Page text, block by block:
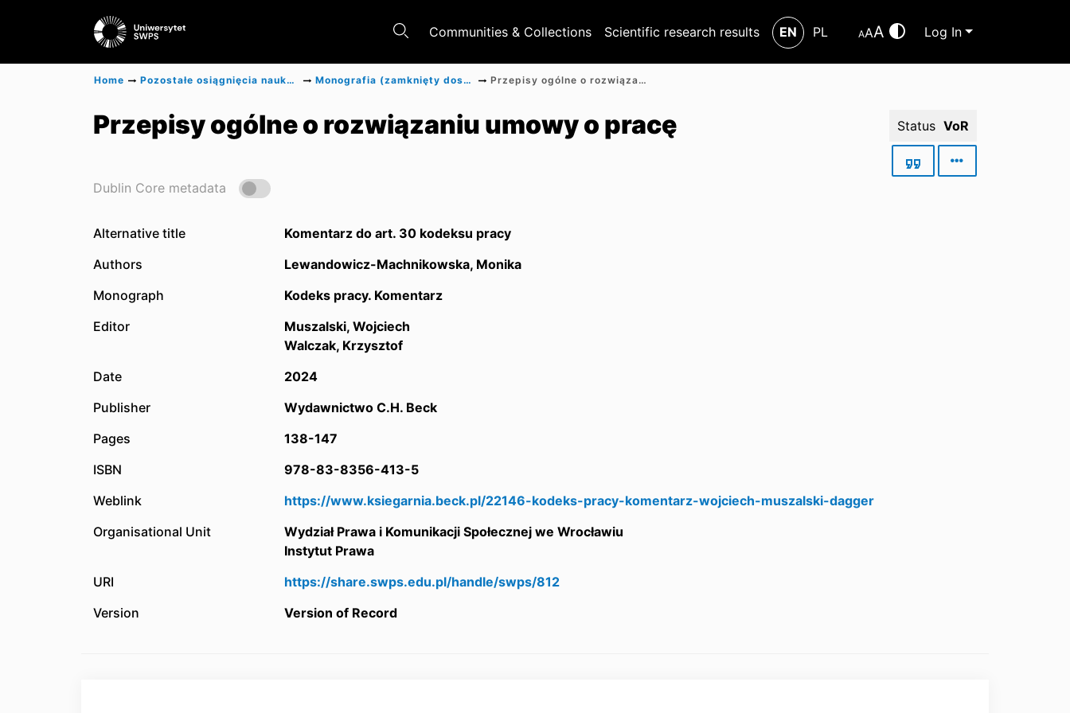
Communities & Collections Scientific research results EN PL AAA Log In
Home Pozostałe osiągnięcia naukowe Monografia (zamknięty dostęp) Przepisy ogólne o rozwiązaniu umowy o pracę
Przepisy ogólne o rozwiązaniu umowy o pracę Status VoR
Dublin Core metadata
Alternative title
Komentarz do art. 30 kodeksu pracy
Authors
Lewandowicz-Machnikowska, Monika
Monograph
Kodeks pracy. Komentarz
Editor
Muszalski, Wojciech
Walczak, Krzysztof
Date
2024
Publisher
Wydawnictwo C.H. Beck
Pages
138-147
ISBN
978-83-8356-413-5
Weblink
https://www.ksiegarnia.beck.pl/22146-kodeks-pracy-komentarz-wojciech-muszalski-dagger
Organisational Unit
Wydział Prawa i Komunikacji Społecznej we Wrocławiu
Instytut Prawa
URI
https://share.swps.edu.pl/handle/swps/812
Version
Version of Record